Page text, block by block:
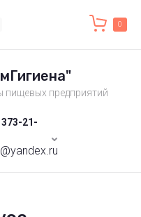
0
пищевых предприятий
373-21-